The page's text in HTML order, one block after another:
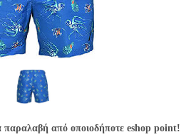
παραλαβή από οποιοδήποτε eshop point!